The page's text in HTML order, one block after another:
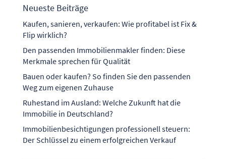
Neueste Beiträge
Kaufen, sanieren, verkaufen: Wie profitabel ist Fix &
Flip wirklich?
Den passenden Immobilienmakler finden: Diese
Merkmale sprechen für Qualität
Bauen oder kaufen? So finden Sie den passenden
Weg zum eigenen Zuhause
Ruhestand im Ausland: Welche Zukunft hat die
Immobilie in Deutschland?
Immobilienbesichtigungen professionell steuern:
Der Schlüssel zu einem erfolgreichen Verkauf